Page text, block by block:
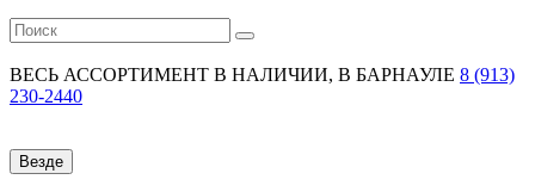
ВЕСЬ АССОРТИМЕНТ В НАЛИЧИИ, В БАРНАУЛЕ 8 (913)
230-2440
Везде